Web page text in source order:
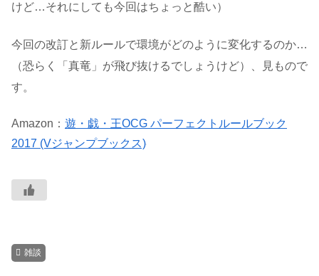
けど…それにしても今回はちょっと酷い）
今回の改訂と新ルールで環境がどのように変化するのか…
（恐らく「真竜」が飛び抜けるでしょうけど）、見もので
す。
Amazon： 遊・戯・王OCG パーフェクトルールブック
2017 (Vジャンプブックス)
雑談